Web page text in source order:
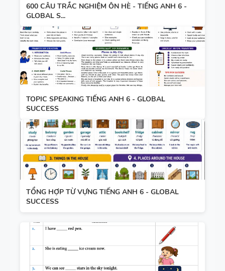
600 CÂU TRẮC NGHIỆM ÔN HÈ - TIẾNG ANH 6 -
GLOBAL S...
TOPIC SPEAKING TIẾNG ANH 6 - GLOBAL
SUCCESS
TỔNG HỢP TỪ VỰNG TIẾNG ANH 6 - GLOBAL
SUCCESS